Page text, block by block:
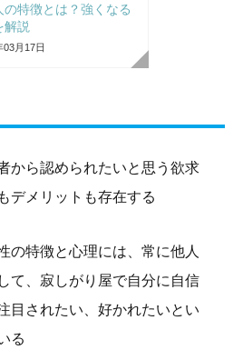
特徴とは？強くなる
解説
03月17日
から認められたいと思う欲求
デメリットも存在する
の特徴と心理には、常に他人
て、寂しがり屋で自分に自信
目されたい、好かれたいとい
る